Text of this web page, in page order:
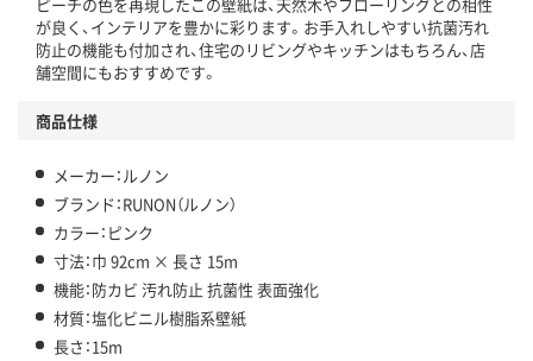
が良く、インテリアを豊かに彩ります。お手入れしやすい抗菌汚れ
防止の機能も付加され、住宅のリビングやキッチンはもちろん、店
舗空間にもおすすめです。
商品仕様
メーカー：ルノン
ブランド：RUNON（ルノン）
カラー：ピンク
寸法：巾 92cm × 長さ 15m
機能：防カビ 汚れ防止 抗菌性 表面強化
材質：塩化ビニル樹脂系壁紙
長さ：15m